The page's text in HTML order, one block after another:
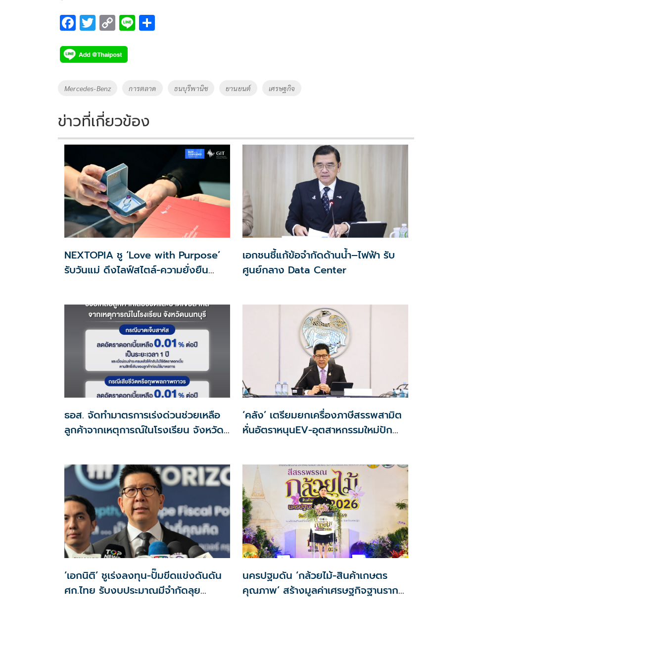
F
e
b
o
k
T
tt
er
C
p
y
k
Li
Tags
Mercedes-Benz การตลาด ธนบุรีพานิช ยานยนต์ เศรษฐกิจ
ข่าวที่เกี่ยวข้อง
NEXTOPIA ชู ‘Love with Purpose’
รับวันแม่ ดึงไลฟ์สไตล์-ความยั่งยืน
เอกชนชี้แก้ข้อจำกัดด้านน้ำ–ไฟฟ้า รับ
ศูนย์กลาง Data Center
ธอส. จัดทำมาตรการเร่งด่วนช่วยเหลือ
ลูกค้าจากเหตุการณ์ในโรงเรียน จังหวัด
สัญญา
‘คลัง’ เตรียมยกเครื่องภาษีสรรพสามิต
หั่นอัตราหนุนEV-อุตสาหกรรมใหม่ปัก
‘เอกนิติ’ ชูเร่งลงทุน-ปั๊มขีดแข่งดันดัน
ศก.ไทย รับงบประมาณมีจำกัดลุย
นครปฐมดัน ‘กล้วยไม้-สินค้าเกษตร
คุณภาพ’ สร้างมูลค่าเศรษฐกิจฐานราก